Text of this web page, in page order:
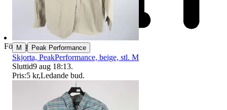
Företag
M | Peak Performance
Skjorta, PeakPerformance, beige, stl. M
Sluttid9 aug 18:13.
Pris:5 kr,Ledande bud.